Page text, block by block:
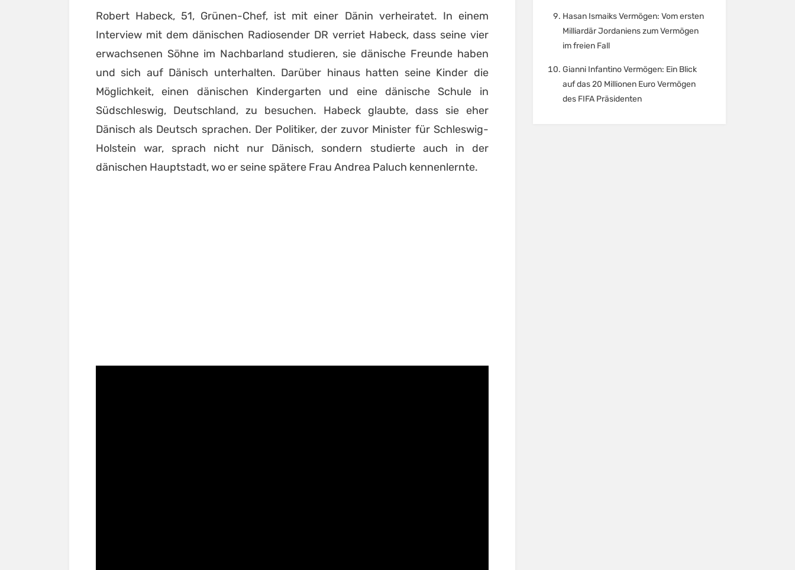
Robert Habeck, 51, Grünen-Chef, ist mit einer Dänin verheiratet. In einem
Interview mit dem dänischen Radiosender DR verriet Habeck, dass seine vier
erwachsenen Söhne im Nachbarland studieren, sie dänische Freunde haben
und sich auf Dänisch unterhalten. Darüber hinaus hatten seine Kinder die
Möglichkeit, einen dänischen Kindergarten und eine dänische Schule in
Südschleswig, Deutschland, zu besuchen. Habeck glaubte, dass sie eher
Dänisch als Deutsch sprachen. Der Politiker, der zuvor Minister für Schleswig-
Holstein war, sprach nicht nur Dänisch, sondern studierte auch in der
dänischen Hauptstadt, wo er seine spätere Frau Andrea Paluch kennenlernte.
Hasan Ismaiks Vermögen: Vom ersten
Milliardär Jordaniens zum Vermögen
im freien Fall
Gianni Infantino Vermögen: Ein Blick
auf das 20 Millionen Euro Vermögen
des FIFA Präsidenten